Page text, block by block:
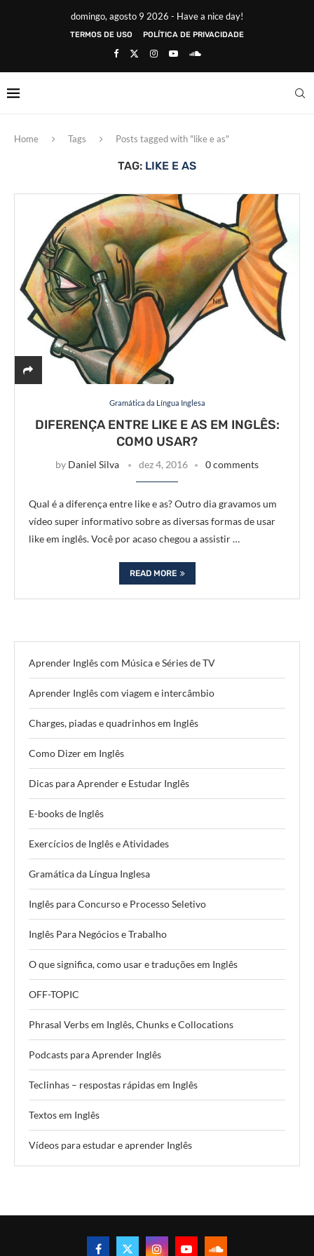
domingo, agosto 9 2026 - Have a nice day!
TERMOS DE USO POLÍTICA DE PRIVACIDADE
Home Tags Posts tagged with "like e as"
TAG: LIKE E AS
Gramática da Língua Inglesa
DIFERENÇA ENTRE LIKE E AS EM INGLÊS:
COMO USAR?
by Daniel Silva dez 4, 2016 0 comments
Qual é a diferença entre like e as? Outro dia gravamos um
vídeo super informativo sobre as diversas formas de usar
like em inglês. Você por acaso chegou a assistir …
READ MORE
Aprender Inglês com Música e Séries de TV
Aprender Inglês com viagem e intercâmbio
Charges, piadas e quadrinhos em Inglês
Como Dizer em Inglês
Dicas para Aprender e Estudar Inglês
E-books de Inglês
Exercícios de Inglês e Atividades
Gramática da Língua Inglesa
Inglês para Concurso e Processo Seletivo
Inglês Para Negócios e Trabalho
O que significa, como usar e traduções em Inglês
OFF-TOPIC
Phrasal Verbs em Inglês, Chunks e Collocations
Podcasts para Aprender Inglês
Teclinhas – respostas rápidas em Inglês
Textos em Inglês
Vídeos para estudar e aprender Inglês